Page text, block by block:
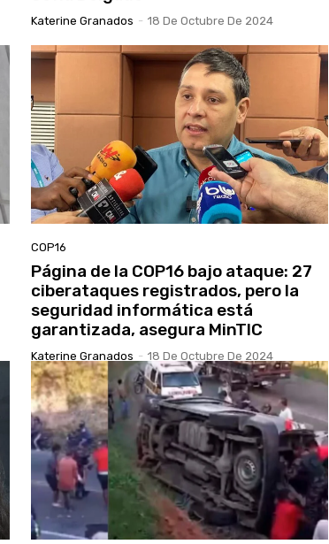
Katerine Granados - 18 De Octubre De 2024
COP16
Página de la COP16 bajo ataque: 27
ciberataques registrados, pero la
seguridad informática está
garantizada, asegura MinTIC
Katerine Granados - 18 De Octubre De 2024